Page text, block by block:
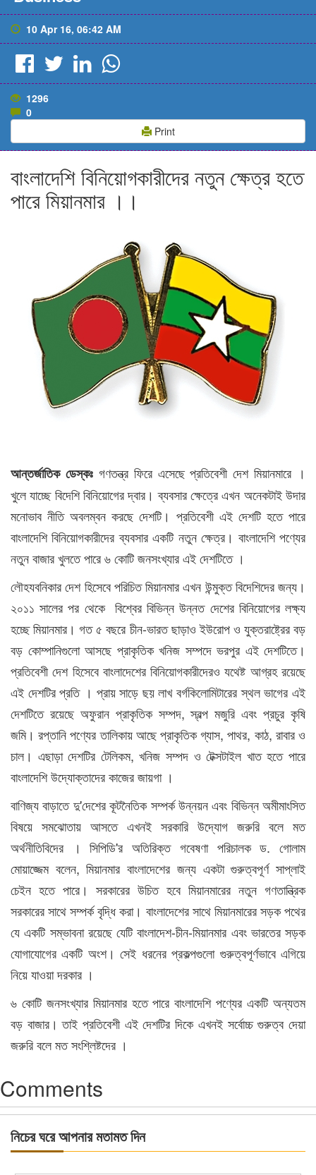
10 Apr 16, 06:42 AM
1296
0
Print
বাংলাদেশি বিনিয়োগকারীদের নতুন ক্ষেত্র হতে
পারে মিয়ানমার ।।
আন্তর্জাতিক ডেস্কঃগণতন্ত্র ফিরে এসেছে প্রতিবেশী দেশ মিয়ানমারে ।
খুলে যাচ্ছে বিদেশি বিনিয়োগের দ্বার। ব্যবসার ক্ষেত্রে এখন অনেকটাই উদার
মনোভাব নীতি অবলম্বন করছে দেশটি। প্রতিবেশী এই দেশটি হতে পারে
বাংলাদেশি বিনিয়োগকারীদের ব্যবসার একটি নতুন ক্ষেত্র। বাংলাদেশি পণ্যের
নতুন বাজার খুলতে পারে ৬ কোটি জনসংখ্যার এই দেশটিতে ।
লৌহযবনিকার দেশ হিসেবে পরিচিত মিয়ানমার এখন উন্মুক্ত বিদেশিদের জন্য।
২০১১ সালের পর থেকে বিশ্বের বিভিন্ন উন্নত দেশের বিনিয়োগের লক্ষ্য
হচ্ছে মিয়ানমার। গত ৫ বছরে চীন-ভারত ছাড়াও ইউরোপ ও যুক্তরাষ্ট্রের বড়
বড় কোম্পানিগুলো আসছে প্রাকৃতিক খনিজ সম্পদে ভরপুর এই দেশটিতে।
প্রতিবেশী দেশ হিসেবে বাংলাদেশের বিনিয়োগকারীদেরও যথেষ্ট আগ্রহ রয়েছে
এই দেশটির প্রতি । প্রায় সাড়ে ছয় লাখ বর্গকিলোমিটারের স্থল ভাগের এই
দেশটিতে রয়েছে অফুরান প্রাকৃতিক সম্পদ, স্বল্প মজুরি এবং প্রচুর কৃষি
জমি। রপ্তানি পণ্যের তালিকায় আছে প্রাকৃতিক গ্যাস, পাথর, কাঠ, রাবার ও
চাল। এছাড়া দেশটির টেলিকম, খনিজ সম্পদ ও টেক্সটাইল খাত হতে পারে
বাংলাদেশি উদ্যোক্তাদের কাজের জায়গা ।
বাণিজ্য বাড়াতে দু'দেশের কূটনৈতিক সম্পর্ক উন্নয়ন এবং বিভিন্ন অমীমাংসিত
বিষয়ে সমঝোতায় আসতে এখনই সরকারি উদ্যোগ জরুরি বলে মত
অর্থনীতিবিদের । সিপিডি'র অতিরিক্ত গবেষণা পরিচালক ড. গোলাম
মোয়াজ্জেম বলেন, মিয়ানমার বাংলাদেশের জন্য একটা গুরুত্বপূর্ণ সাপ্লাই
চেইন হতে পারে। সরকারের উচিত হবে মিয়ানমারের নতুন গণতান্ত্রিক
সরকারের সাথে সম্পর্ক বৃদ্ধি করা। বাংলাদেশের সাথে মিয়ানমারের সড়ক পথের
যে একটি সম্ভাবনা রয়েছে যেটি বাংলাদেশ-চীন-মিয়ানমার এবং ভারতের সড়ক
যোগাযোগের একটি অংশ। সেই ধরনের প্রকল্পগুলো গুরুত্বপূর্ণভাবে এগিয়ে
নিয়ে যাওয়া দরকার ।
৬ কোটি জনসংখ্যার মিয়ানমার হতে পারে বাংলাদেশি পণ্যের একটি অন্যতম
বড় বাজার। তাই প্রতিবেশী এই দেশটির দিকে এখনই সর্বোচ্চ গুরুত্ব দেয়া
জরুরি বলে মত সংশ্লিষ্টদের ।
Comments
নিচের ঘরে আপনার মতামত দিন